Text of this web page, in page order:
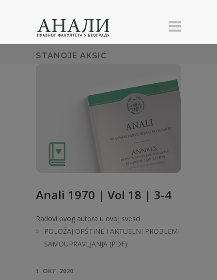
STANOJE AKSIĆ
Anali 1970 | Vol 18 | 3-4
Radovi ovog autora u ovoj svesci
POLOŽAJ OPŠTINE I AKTUELNI PROBLEMI
SAMOUPRAVLJANJA (PDF)
1. OKT. 2020.